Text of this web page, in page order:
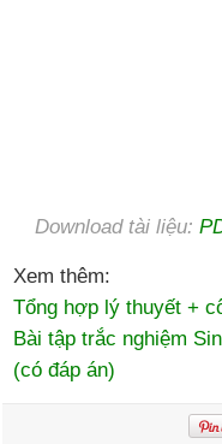
Download tài liệu:
Xem thêm:
Tổng hợp lý thuyết +
Bài tập trắc nghiệm
(có đáp án)